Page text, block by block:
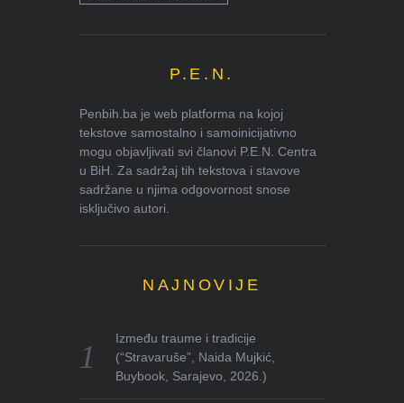
P.E.N.
Penbih.ba je web platforma na kojoj
tekstove samostalno i samoinicijativno
mogu objavljivati svi članovi P.E.N. Centra
u BiH. Za sadržaj tih tekstova i stavove
sadržane u njima odgovornost snose
isključivo autori.
NAJNOVIJE
Između traume i tradicije
(“Stravaruše”, Naida Mujkić,
Buybook, Sarajevo, 2026.)